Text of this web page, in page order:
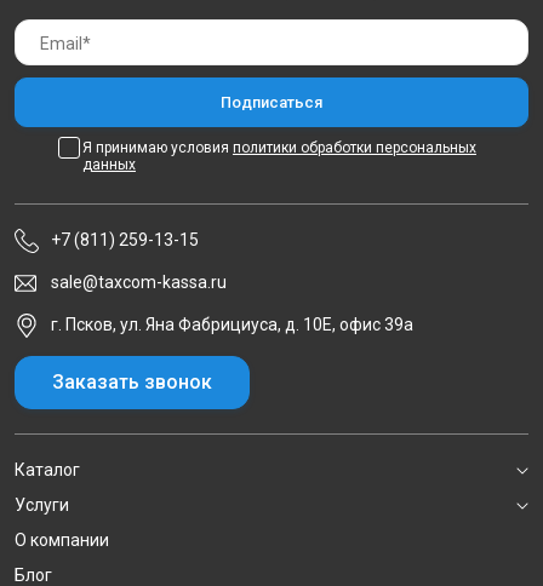
Я принимаю условия политики обработки персональных
данных
+7 (811) 259-13-15
sale@taxcom-kassa.ru
г. Псков, ул. Яна Фабрициуса, д. 10Е, офис 39а
Заказать звонок
Каталог
Услуги
О компании
Блог